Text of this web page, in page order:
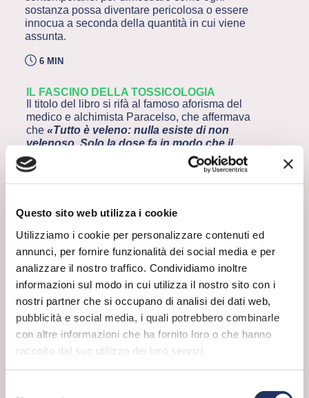
Questo sito web utilizza i cookie
Utilizziamo i cookie per personalizzare contenuti ed
annunci, per fornire funzionalità dei social media e per
analizzare il nostro traffico. Condividiamo inoltre
informazioni sul modo in cui utilizza il nostro sito con i
nostri partner che si occupano di analisi dei dati web,
pubblicità e social media, i quali potrebbero combinarle
con altre informazioni che ha fornito loro o che hanno
raccolto dal suo utilizzo dei loro servizi.
sostanza possa diventare pericolosa o essere
innocua a seconda della quantità in cui viene
assunta.
6 MIN
IL FASCINO DELLA TOSSICOLOGIA
Il titolo del libro si rifà al famoso aforisma del
medico e alchimista Paracelso, che affermava
che «Tutto è veleno: nulla esiste di non
velenoso. Solo la dose fa in modo che il
veleno non faccia effetto.»
Questo principio è
il cuore della tossicologia moderna e Leblanc lo
esplora in dettaglio.
Il testo è suddiviso in capitoli ben strutturati che
dalle basi, con una spiegazione su cosa siano i
veleni e come agiscano sul corpo umano, e
illustra in termini semplici come gli effetti dei
prodotti chimici dipendano dalla loro
concentrazione e dall’esposizione a essi:
mostra come sostanze comunemente
considerate innocue possano diventare
pericolose se assunte in quantitativi elevati, e
viceversa.